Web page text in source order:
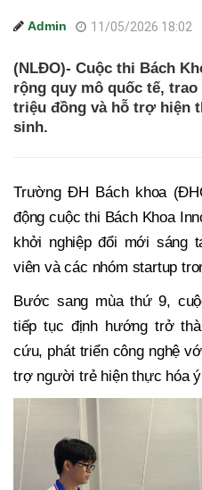
Admin 11/05/2026 18:02
(NLĐO)- Cuộc thi Bách
rộng quy mô quốc tế,
triệu đồng và hỗ trợ hiện
sinh.
Trường ĐH Bách khoa
động cuộc thi Bách Khoa
khởi nghiệp đổi mới sáng
viên và các nhóm startup
Bước sang mùa thứ 9,
tiếp tục định hướng trở
cứu, phát triển công nghệ
trợ người trẻ hiện thực hóa